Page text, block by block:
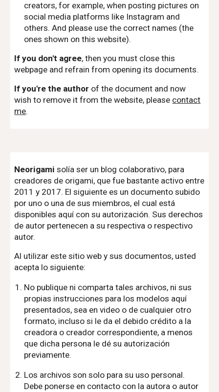
creators, for example, when posting pictures on
social media platforms like Instagram and
others. And please use the correct names (the
ones shown on this website).
If you don't agree, then you must close this
webpage and refrain from opening its documents.
If you're the author of the document and now
wish to remove it from the website, please contact
me.
Neorigami solía ser un blog colaborativo, para
creadores de origami, que fue bastante activo entre
2011 y 2017. El siguiente es un documento subido
por uno o una de sus miembros, el cual está
disponibles aquí con su autorización. Sus derechos
de autor pertenecen a su respectiva o respectivo
autor.
Al utilizar este sitio web y sus documentos, usted
acepta lo siguiente:
No publique ni comparta tales archivos, ni sus
propias instrucciones para los modelos aquí
presentados, sea en video o de cualquier otro
formato, incluso si le da el debido crédito a la
creadora o creador correspondiente, a menos
que dicha persona le dé su autorización
previamente.
Los archivos son solo para su uso personal.
Debe ponerse en contacto con la autora o autor